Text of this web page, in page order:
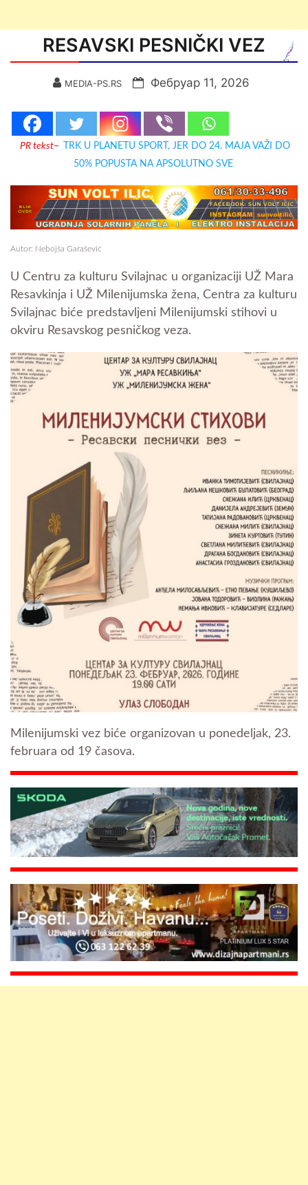
RESAVSKI PESNIČKI VEZ
MEDIA-PS.RS Фебруар 11, 2026
PR tekst–
TRK U PLANETU SPORT, JER DO 24. MAJA VAŽI DO
50% POPUSTA NA APSOLUTNO SVE
Autor: Nebojša Garašević
U Centru za kulturu Svilajnac u organizaciji UŽ Mara
Resavkinja i UŽ Milenijumska žena, Centra za kulturu
Svilajnac biće predstavljeni Milenijumski stihovi u
okviru Resavskog pesničkog veza.
Milenijumski vez biće organizovan u ponedeljak, 23.
februara od 19 časova.